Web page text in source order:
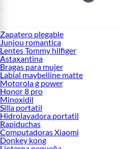
Zapatero plegable
Junjou romantica
Lentes Tommy hilfiger
Astaxantina
Bragas para mujer
Labial maybelline matte
Motorola g power
Honor 8 pro
Minoxidil
Silla portatil
Hidrolavadora portatil
Rapiduchas
Computadoras Xiaomi
Donkey kong